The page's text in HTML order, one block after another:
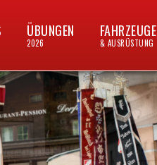
ÜBUNGEN
2026
FAHRZEUGE
& AUSRÜSTUNG